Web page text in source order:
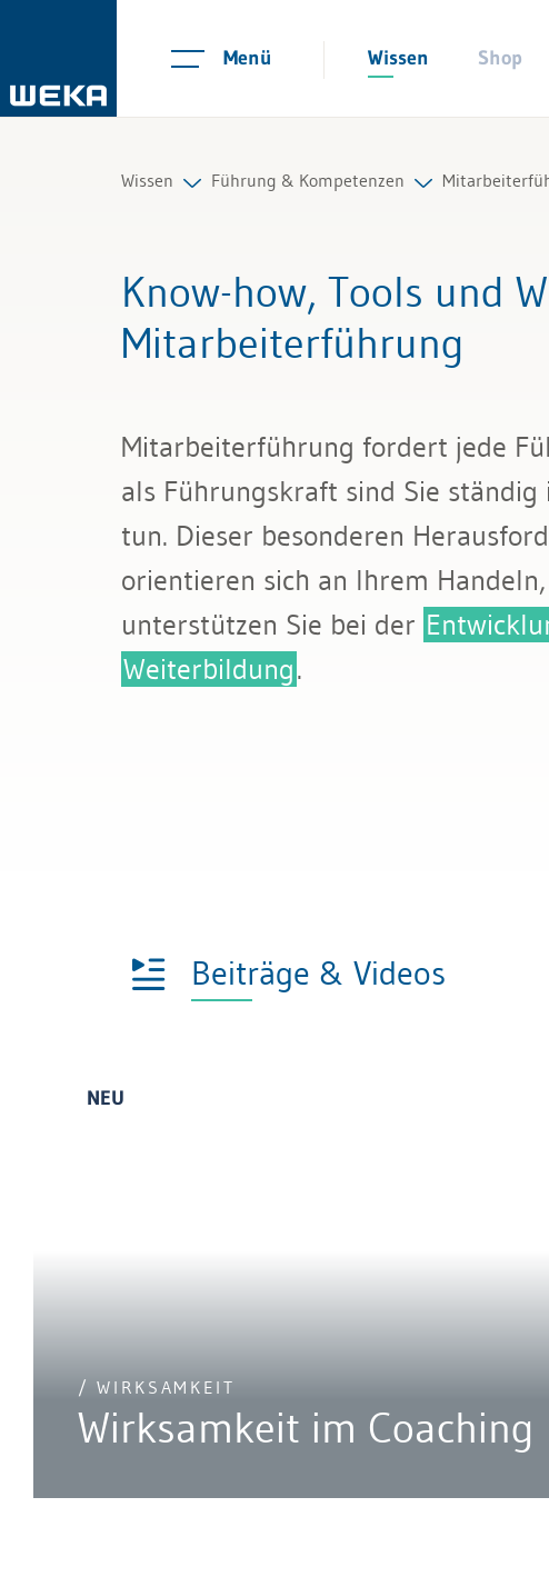
Menü Wissen Shop
Wissen
Management
Führung & Kompetenzen
Bau & Immobilien
Führung & Kompetenzen
Selbstmanagement
Kommunikation und AuftrittQualifikation
Coaching
Teambuilding
Know-how, Tools und
Mitarbeiterführung
Mitarbeiterführung fordert jede
als Führungskraft sind Sie ständig
tun. Dieser besonderen
orientieren sich an Ihrem
unterstützen Sie bei der
Weiterbildung.
Beiträge & Videos
NEU
/ WIRKSAMKEIT
Wirksamkeit im Coaching